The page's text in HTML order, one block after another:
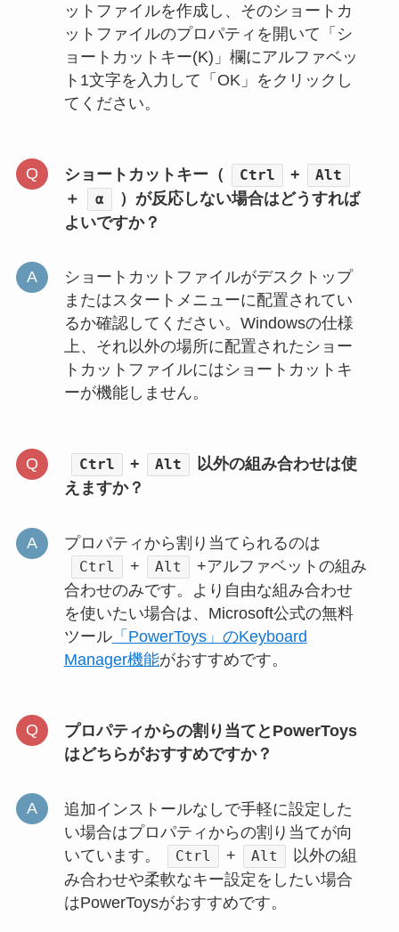
ットファイルを作成し、そのショートカ
ットファイルのプロパティを開いて「シ
ョートカットキー(K)」欄にアルファベッ
ト1文字を入力して「OK」をクリックし
てください。
ショートカットキー（ Ctrl + Alt
＋ α
）が反応しない場合はどうすれば
よいですか？
ショートカットファイルがデスクトップ
またはスタートメニューに配置されてい
るか確認してください。Windowsの仕様
上、それ以外の場所に配置されたショー
トカットファイルにはショートカットキ
ーが機能しません。
Ctrl + Alt
以外の組み合わせは使
えますか？
プロパティから割り当てられるのは
Ctrl + Alt
+アルファベットの組み
合わせのみです。より自由な組み合わせ
を使いたい場合は、Microsoft公式の無料
ツール「PowerToys」のKeyboard
Manager機能がおすすめです。
プロパティからの割り当てとPowerToys
はどちらがおすすめですか？
追加インストールなしで手軽に設定した
い場合はプロパティからの割り当てが向
いています。
Ctrl + Alt
以外の組
み合わせや柔軟なキー設定をしたい場合
はPowerToysがおすすめです。